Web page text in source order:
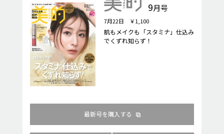
9月号
7月22日 ￥1,100
肌もメイクも「スタミナ」仕込み
でくずれ知らず！
最新号を購入する